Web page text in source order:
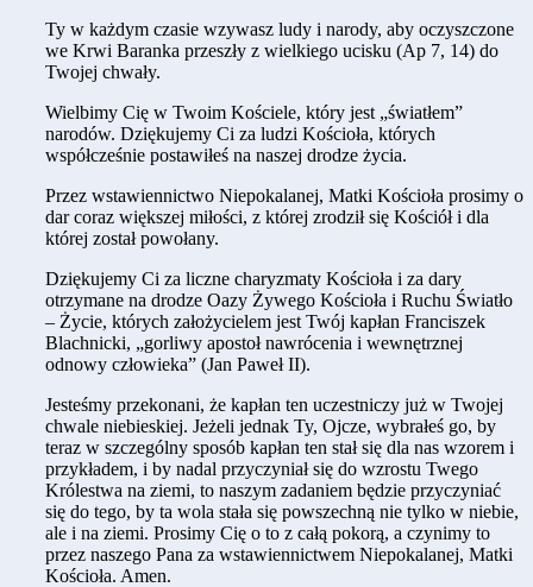
Ty w każdym czasie wzywasz ludy i narody, aby oczyszczone
we Krwi Baranka przeszły z wielkiego ucisku (Ap 7, 14) do
Twojej chwały.
Wielbimy Cię w Twoim Kościele, który jest „światłem”
narodów. Dziękujemy Ci za ludzi Kościoła, których
współcześnie postawiłeś na naszej drodze życia.
Przez wstawiennictwo Niepokalanej, Matki Kościoła prosimy o
dar coraz większej miłości, z której zrodził się Kościół i dla
której został powołany.
Dziękujemy Ci za liczne charyzmaty Kościoła i za dary
otrzymane na drodze Oazy Żywego Kościoła i Ruchu Światło
– Życie, których założycielem jest Twój kapłan Franciszek
Blachnicki, „gorliwy apostoł nawrócenia i wewnętrznej
odnowy człowieka” (Jan Paweł II).
Jesteśmy przekonani, że kapłan ten uczestniczy już w Twojej
chwale niebieskiej. Jeżeli jednak Ty, Ojcze, wybrałeś go, by
teraz w szczególny sposób kapłan ten stał się dla nas wzorem i
przykładem, i by nadal przyczyniał się do wzrostu Twego
Królestwa na ziemi, to naszym zadaniem będzie przyczyniać
się do tego, by ta wola stała się powszechną nie tylko w niebie,
ale i na ziemi. Prosimy Cię o to z całą pokorą, a czynimy to
przez naszego Pana za wstawiennictwem Niepokalanej, Matki
Kościoła. Amen.